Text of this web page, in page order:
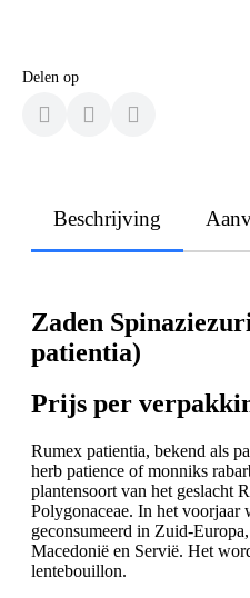
Delen op
Beschrijving
Zaden
patientia)
Prijs per
Rumex patientia, bekend als
herb patience of monniks
plantensoort van het geslacht
Polygonaceae. In het voorjaar
geconsumeerd in Zuid-
Macedonië en Servië. Het
lentebouillon.